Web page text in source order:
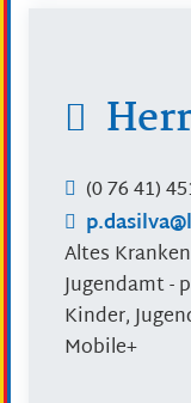
Herr
(07641)
Altes
Jugendamt -
Kinder,
Mobile+